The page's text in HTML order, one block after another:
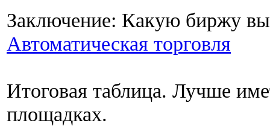
Заключение: Какую биржу
Автоматическая торговля
Итоговая таблица. Лучше
площадках.